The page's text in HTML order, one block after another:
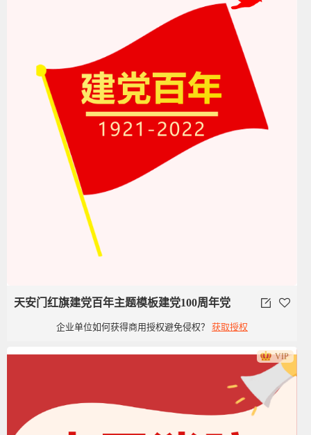
天安门红旗建党百年主题模板建党100周年党
企业单位如何获得商用授权避免侵权？ 获取授权
VIP